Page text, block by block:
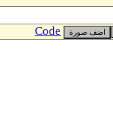
Code